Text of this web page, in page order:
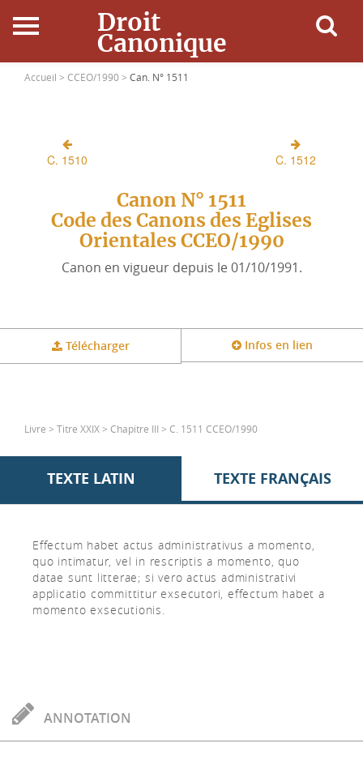
Droit
Canonique
Accueil
Ressources
Connexion
Accueil > CCEO/1990 > Can. N° 1511
C. 1510 C. 1512
Canon N° 1511
Code des Canons des Eglises
Orientales CCEO/1990
Canon en vigueur depuis le 01/10/1991.
Télécharger Infos en lien
Livre > Titre XXIX > Chapitre III > C. 1511 CCEO/1990
TEXTE LATIN TEXTE FRANÇAIS
Effectum habet actus administrativus a momento,
quo intimatur, vel in rescriptis a momento, quo
datae sunt litterae; si vero actus administrativi
applicatio committitur exsecutori, effectum habet a
momento exsecutionis.
ANNOTATION